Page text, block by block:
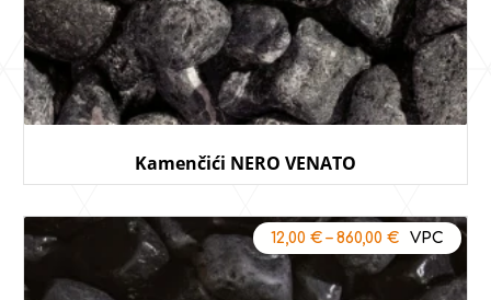
Kamenčići NERO VENATO
12,00 €– 860,00 €